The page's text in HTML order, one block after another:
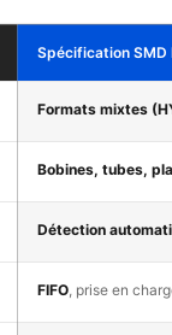
Spécification SMD
Formats mixtes
Bobines, tubes,
Détection
FIFO, prise en